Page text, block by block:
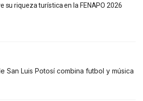
su riqueza turística en la FENAPO 2026
San Luis Potosí combina futbol y música